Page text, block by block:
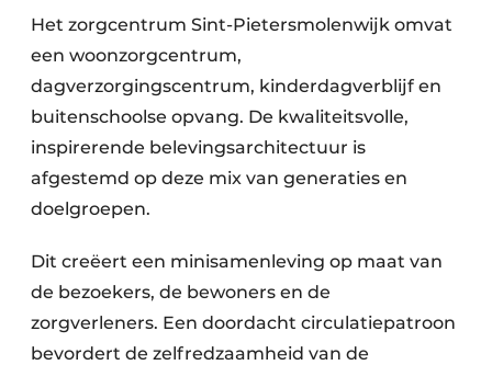
Het zorgcentrum Sint-Pietersmolenwijk omvat
een woonzorgcentrum,
dagverzorgingscentrum, kinderdagverblijf en
buitenschoolse opvang. De kwaliteitsvolle,
inspirerende belevingsarchitectuur is
afgestemd op deze mix van generaties en
doelgroepen.
Dit creëert een minisamenleving op maat van
de bezoekers, de bewoners en de
zorgverleners. Een doordacht circulatiepatroon
bevordert de zelfredzaamheid van de